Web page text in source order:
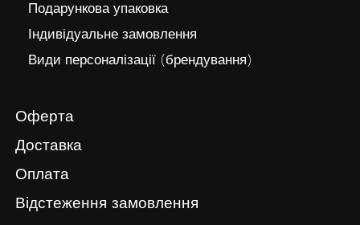
Подарункова упаковка
Індивідуальне замовлення
Види персоналізації (брендування)
Оферта
Доставка
Оплата
Відстеження замовлення